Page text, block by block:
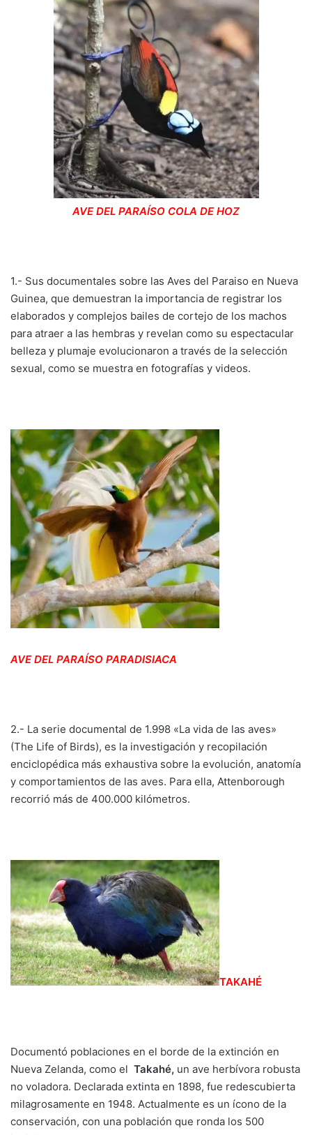
AVE DEL PARAÍSO COLA DE HOZ
1.- Sus documentales sobre las Aves del Paraiso en Nueva
Guinea, que demuestran la importancia de registrar los
elaborados y complejos bailes de cortejo de los machos
para atraer a las hembras y revelan como su espectacular
belleza y plumaje evolucionaron a través de la selección
sexual, como se muestra en fotografías y videos.
AVE DEL PARAÍSO PARADISIACA
2.- La serie documental de 1.998 «La vida de las aves»
(The Life of Birds), es la investigación y recopilación
enciclopédica más exhaustiva sobre la evolución, anatomía
y comportamientos de las aves. Para ella, Attenborough
recorrió más de 400.000 kilómetros.
TAKAHÉ
Documentó poblaciones en el borde de la extinción en
Nueva Zelanda, como el Takahé, un ave herbívora robusta
no voladora. Declarada extinta en 1898, fue redescubierta
milagrosamente en 1948. Actualmente es un ícono de la
conservación, con una población que ronda los 500